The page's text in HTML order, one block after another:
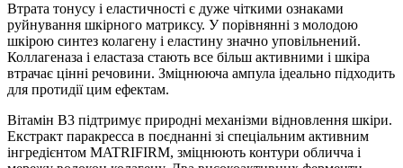
Втрата тонусу і еластичності є дуже чіткими ознаками
руйнування шкірного матриксу. У порівнянні з молодою
шкірою синтез колагену і еластину значно уповільнений.
Коллагеназа і еластаза стають все більш активними і шкіра
втрачає цінні речовини. Зміцнююча ампула ідеально підходить
для протидії цим ефектам.
Вітамін В3 підтримує природні механізми відновлення шкіри.
Екстракт паракресса в поєднанні зі спеціальним активним
інгредієнтом MATRIFIRM, зміцнюють контури обличча і